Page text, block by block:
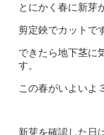
とにかく春に新芽
剪定鋏でカットで
できたら地下茎に
す。
この春がいよいよ
新芽を確認した日